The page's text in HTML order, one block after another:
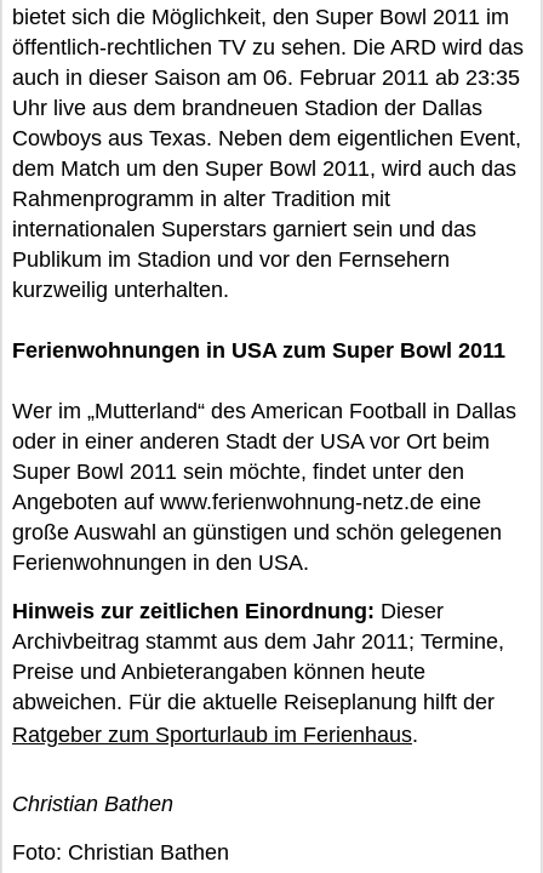
bietet sich die Möglichkeit, den Super Bowl 2011 im
öffentlich-rechtlichen TV zu sehen. Die ARD wird das
auch in dieser Saison am 06. Februar 2011 ab 23:35
Uhr live aus dem brandneuen Stadion der Dallas
Cowboys aus Texas. Neben dem eigentlichen Event,
dem Match um den Super Bowl 2011, wird auch das
Rahmenprogramm in alter Tradition mit
internationalen Superstars garniert sein und das
Publikum im Stadion und vor den Fernsehern
kurzweilig unterhalten.
Ferienwohnungen in USA zum Super Bowl 2011
Wer im „Mutterland“ des American Football in Dallas
oder in einer anderen Stadt der USA vor Ort beim
Super Bowl 2011 sein möchte, findet unter den
Angeboten auf www.ferienwohnung-netz.de eine
große Auswahl an günstigen und schön gelegenen
Ferienwohnungen in den USA.
Hinweis zur zeitlichen Einordnung: Dieser
Archivbeitrag stammt aus dem Jahr 2011; Termine,
Preise und Anbieterangaben können heute
abweichen. Für die aktuelle Reiseplanung hilft der
Ratgeber zum Sporturlaub im Ferienhaus.
Christian Bathen
Foto: Christian Bathen